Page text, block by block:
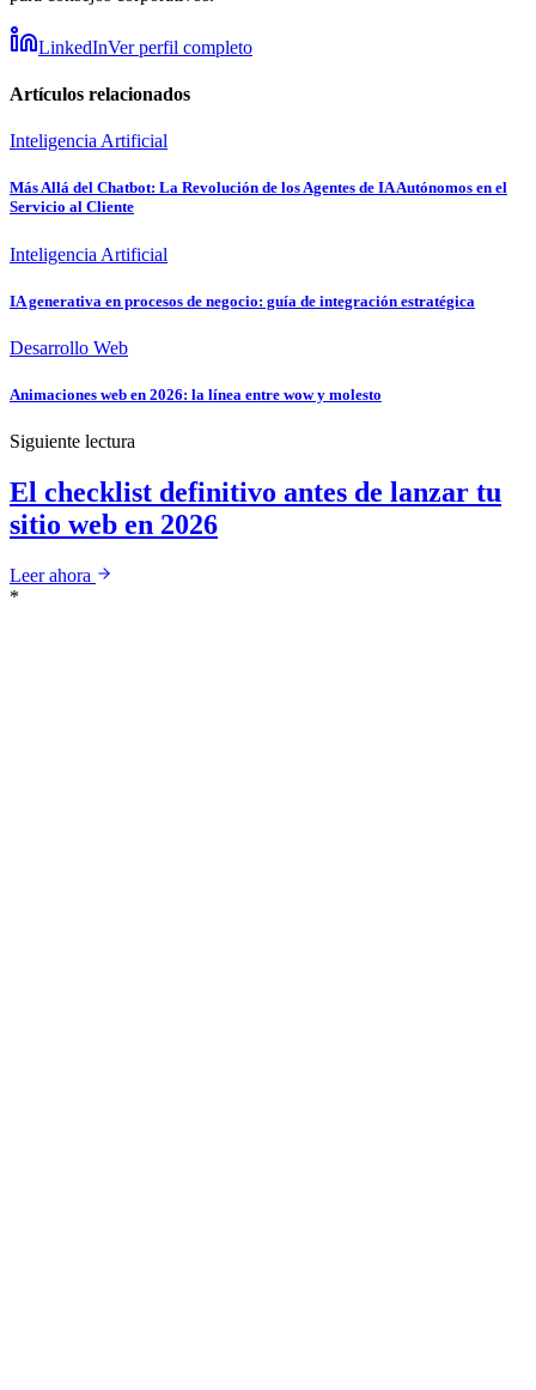
LinkedInVer perfil completo
Artículos relacionados
Inteligencia Artificial
Más Allá del Chatbot: La Revolución de los Agentes de IA Autónomos en el
Servicio al Cliente
Inteligencia Artificial
IA generativa en procesos de negocio: guía de integración estratégica
Desarrollo Web
Animaciones web en 2026: la línea entre wow y molesto
Siguiente lectura
El checklist definitivo antes de lanzar tu
sitio web en 2026
Leer ahora
*